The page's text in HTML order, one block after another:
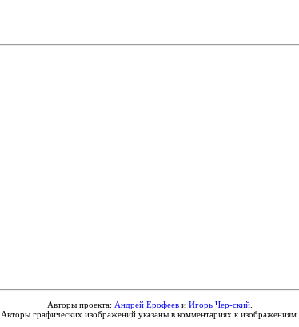
Авторы проекта: Андрей Ерофееви Игорь Чер-ский.
Авторы графических изображений указаны в комментариях к изображениям.